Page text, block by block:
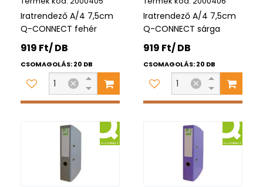
Iratrendező A/4 7,5cm
Q-CONNECT fehér
919 Ft/ DB
CSOMAGOLÁS: 20 DB
Iratrendező A/4 7,5cm
Q-CONNECT sárga
919 Ft/ DB
CSOMAGOLÁS: 20 DB